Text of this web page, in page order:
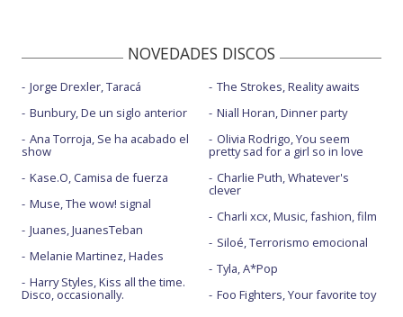
NOVEDADES DISCOS
Jorge Drexler, Taracá
Bunbury, De un siglo anterior
Ana Torroja, Se ha acabado el
show
Kase.O, Camisa de fuerza
Muse, The wow! signal
Juanes, JuanesTeban
Melanie Martinez, Hades
Harry Styles, Kiss all the time.
Disco, occasionally.
The Strokes, Reality awaits
Niall Horan, Dinner party
Olivia Rodrigo, You seem
pretty sad for a girl so in love
Charlie Puth, Whatever's
clever
Charli xcx, Music, fashion, film
Siloé, Terrorismo emocional
Tyla, A*Pop
Foo Fighters, Your favorite toy